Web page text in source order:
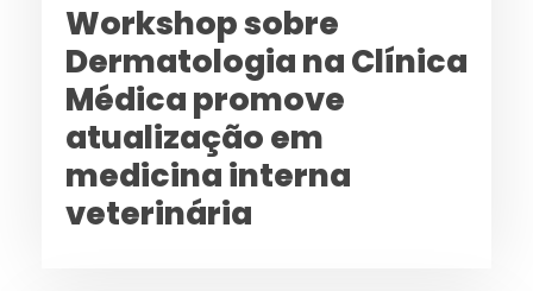
Workshop sobre
Dermatologia na Clínica
Médica promove
atualização em
medicina interna
veterinária